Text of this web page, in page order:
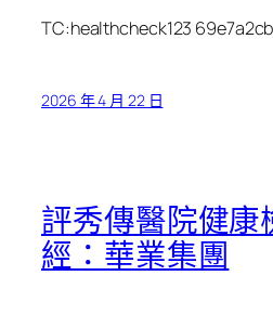
TC:healthcheck123
2026 年 4 月 22 日
評秀傳醫院健康
經：華業集團